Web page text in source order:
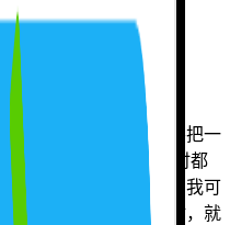
尽快学会法语。可是要把一
的很难。Tutor Lily 随时都
也完全不会觉得难堪。我可
以等到真正跟人开口时，就